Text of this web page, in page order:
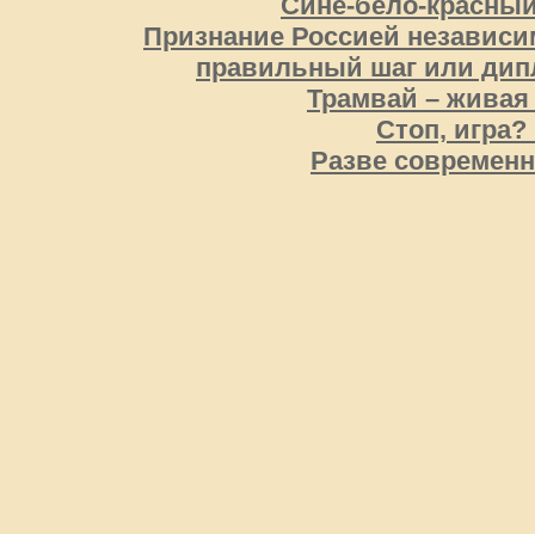
Признание Россией
правильный шаг или
Трамвай – живая
Стоп,
Разве